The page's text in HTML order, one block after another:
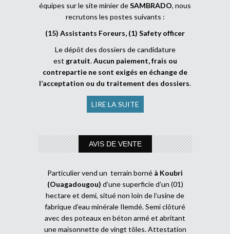
équipes sur le site minier deSAMBRADO, nous
recrutons les postes suivants :
(15) Assistants Foreurs, (1) Safety officer
Le dépôt des dossiers de candidature
est gratuit.Aucun paiement, frais ou
contrepartie ne sont exigés en échange de
l’acceptation ou du traitement des dossiers.
LIRE LA SUITE
AVIS DE VENTE
Particulier vend un terrain borné à Koubri
(Ouagadougou) d’une superficie d’un (01)
hectare et demi, situé non loin de l’usine de
fabrique d’eau minérale Ilemdé. Semi clôturé
avec des poteaux en béton armé et abritant
une maisonnette de vingt tôles. Attestation